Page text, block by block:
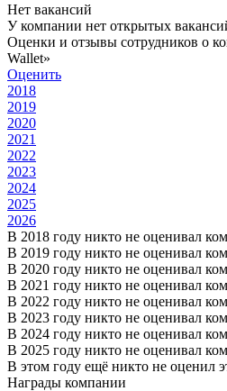
Нет вакансий
У компании нет открытых
Оценки и отзывы сотрудников о
Wallet»
Оценить
2018
2019
2020
2021
2022
2023
2024
2025
2026
В 2018 году никто не оценивал
В 2019 году никто не оценивал
В 2020 году никто не оценивал
В 2021 году никто не оценивал
В 2022 году никто не оценивал
В 2023 году никто не оценивал
В 2024 году никто не оценивал
В 2025 году никто не оценивал
В этом году ещё никто не оценил
Награды компании